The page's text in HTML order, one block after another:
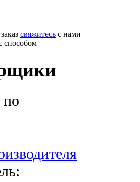
свяжитесь с нами
способом
по